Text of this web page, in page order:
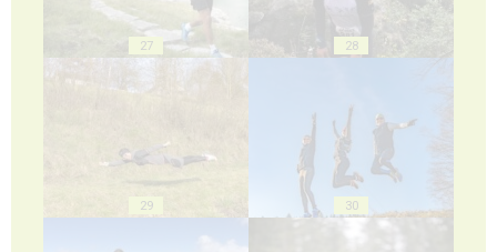
27 28
29 30